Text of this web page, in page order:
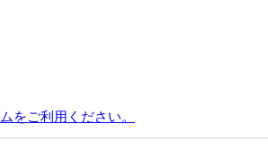
をご利用ください。